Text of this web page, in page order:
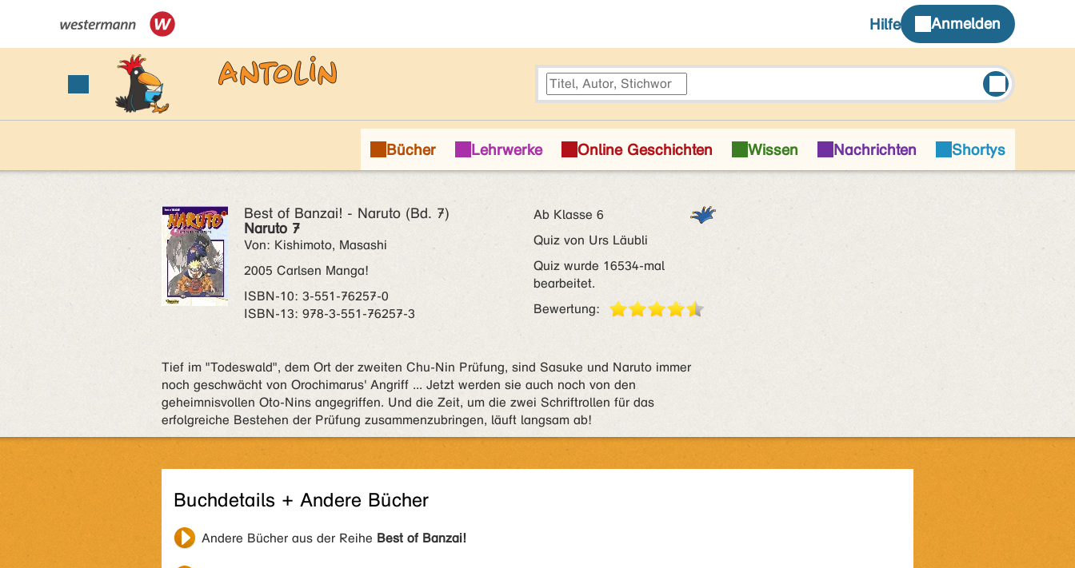
Best of Banzai! - Naruto (Bd. 7)
Naruto 7
Von: Kishimoto, Masashi
2005 Carlsen Manga!
ISBN‑10: 3-551-76257-0
ISBN‑13: 978-3-551-76257-3
Ab Klasse 6
Quiz von Urs Läubli
Quiz wurde 16534-mal
bearbeitet.
Bewertung:
Tief im "Todeswald", dem Ort der zweiten Chu-Nin Prüfung, sind Sasuke und Naruto immer
noch geschwächt von Orochimarus' Angriff ... Jetzt werden sie auch noch von den
geheimnisvollen Oto-Nins angegriffen. Und die Zeit, um die zwei Schriftrollen für das
erfolgreiche Bestehen der Prüfung zusammenzubringen, läuft langsam ab!
Buchdetails + Andere Bücher
Andere Bücher aus der Reihe Best of Banzai!